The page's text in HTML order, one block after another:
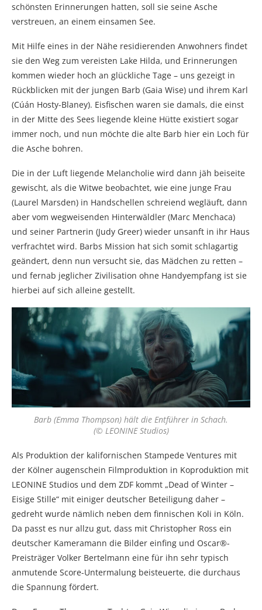
schönsten Erinnerungen hatten, soll sie seine Asche
verstreuen, an einem einsamen See.
Mit Hilfe eines in der Nähe residierenden Anwohners findet
sie den Weg zum vereisten Lake Hilda, und Erinnerungen
kommen wieder hoch an glückliche Tage – uns gezeigt in
Rückblicken mit der jungen Barb (Gaia Wise) und ihrem Karl
(Cúán Hosty-Blaney). Eisfischen waren sie damals, die einst
in der Mitte des Sees liegende kleine Hütte existiert sogar
immer noch, und nun möchte die alte Barb hier ein Loch für
die Asche bohren.
Die in der Luft liegende Melancholie wird dann jäh beiseite
gewischt, als die Witwe beobachtet, wie eine junge Frau
(Laurel Marsden) in Handschellen schreiend wegläuft, dann
aber vom wegweisenden Hinterwäldler (Marc Menchaca)
und seiner Partnerin (Judy Greer) wieder unsanft in ihr Haus
verfrachtet wird. Barbs Mission hat sich somit schlagartig
geändert, denn nun versucht sie, das Mädchen zu retten –
und fernab jeglicher Zivilisation ohne Handyempfang ist sie
hierbei auf sich alleine gestellt.
Barb (Emma Thompson) hält die Entführer in Schach.
(© LEONINE Studios)
Als Produktion der kalifornischen Stampede Ventures mit
der Kölner augenschein Filmproduktion in Koproduktion mit
LEONINE Studios und dem ZDF kommt „Dead of Winter –
Eisige Stille“ mit einiger deutscher Beteiligung daher –
gedreht wurde nämlich neben dem finnischen Koli in Köln.
Da passt es nur allzu gut, dass mit Christopher Ross ein
deutscher Kameramann die Bilder einfing und Oscar®-
Preisträger Volker Bertelmann eine für ihn sehr typisch
anmutende Score-Untermalung beisteuerte, die durchaus
die Spannung fördert.